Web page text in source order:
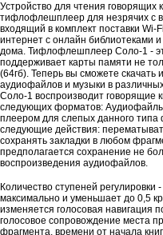
Устройство для чтения говорящих
тифлофлешплеер для незрячих с
входящий в комплект поставки
интернет с онлайн библиотеками
дома. Тифлофлешплеер Соло-1 -
поддерживает карты памяти не
(64гб). Теперь вы сможете скачать
аудиофайлов и музыки в
Соло-1 воспроизводит говорящие
следующих форматов:
плеером для слепых данного
следующие действия:
сохранять закладки в любом
предполагается сохранение не
воспроизведения аудиофайлов.
Количество ступеней регулировки
максимально и уменьшает до 0,5
изменяется голосовая навигация
голосовое сопровождение места
фрагмента, времени от начала